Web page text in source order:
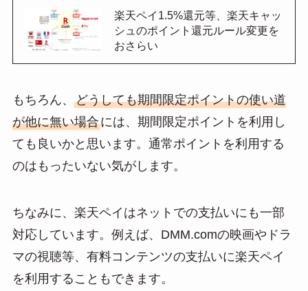
楽天ペイ1.5%還元等、楽天キャッ
シュのポイント還元ルール変更を
おさらい
もちろん、 どうしても期間限定ポイントの使い道
が他に無い場合には、期間限定ポイントを利用し
ても良いかと思います。通常ポイントを利用する
のはもったいない気がします。
ちなみに、楽天ペイはネットでの支払いにも一部
対応しています。例えば、DMM.comの映画やドラ
マの視聴等、有料コンテンツの支払いに楽天ペイ
を利用することもできます。